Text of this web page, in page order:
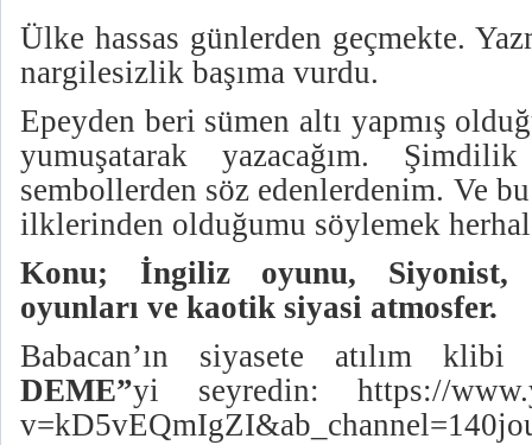
Ülke hassas günlerden geçmekte.
nargilesizlik başıma vurdu.
Epeyden beri sümen altı yapmış
yumuşatarak yazacağım.
sembollerden söz edenlerdenim. Ve
ilklerinden olduğumu söylemek
Konu; İngiliz oyunu, Siyonist,
oyunları ve kaotik siyasi atmosfer.
Babacan’ın siyasete atılım klibi
DEME”yi seyredin: https://